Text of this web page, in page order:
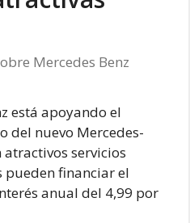
Mercedes Benz
está apoyando el
del nuevo Mercedes-
atractivos servicios
pueden financiar el
anual del 4,99 por